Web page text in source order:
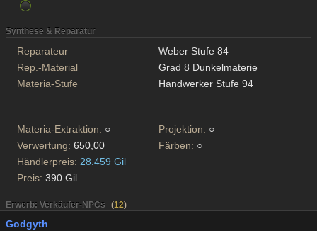
Synthese & Reparatur
Reparateur
Weber Stufe 84
Rep.-Material
Grad 8 Dunkelmaterie
Materia-Stufe
Handwerker Stufe 94
Materia-Extraktion: ○ Projektion: ○
Verwertung: 650,00 Färben: ○
Händlerpreis: 28.459 Gil
Preis: 390 Gil
Erwerb: Verkäufer-NPCs (12)
Godgyth